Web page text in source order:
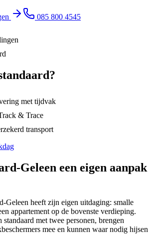
085 800 4545
met tijdvak
& Trace
transport
Geleen een eigen aanpak
Geleen heeft zijn eigen uitdaging: smalle
appartement op de bovenste verdieping.
met twee personen, brengen
mee en kunnen waar nodig hijsen